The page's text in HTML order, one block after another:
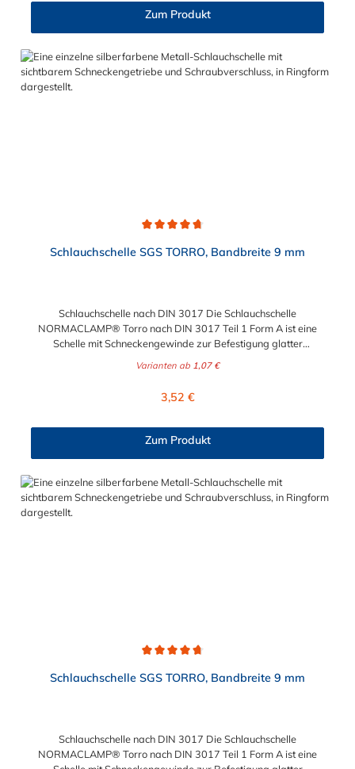
Bruchdrehmoment Schlauchschonend dank glatter
Bandinnenseite Jede Schelle ist zur Rückverfolgbarkeit mit
einem Datumsstempel versehe Anwendungsbeispiele:
Maschinenbau Chemische Industrie Bewässungssysteme
Eisenbahn Landmaschinen Baumaschinen Marineindustrie
Zum Produkt
Schlauchschelle SGS TORRO, Bandbreite 9 mm
Schlauchschelle nach DIN 3017 Die Schlauchschelle
NORMACLAMP® Torro nach DIN 3017 Teil 1 Form A ist eine
Schelle mit Schneckengewinde zur Befestigung glatter
aus, ist einfach montierbar, wiederverwendbar und durch ihre
somit die richtige Wahl für Schlauchverbindungen jeglicher Art.
210 mm in verschiedenen Abstufungen frei wählbar.
Varianten ab 1,07 €
Regulärer Preis:
3,52 €
Zum Produkt
Schlauchschelle SGS TORRO, Bandbreite 9 mm
Schlauchschelle nach DIN 3017 Die Schlauchschelle
NORMACLAMP® Torro nach DIN 3017 Teil 1 Form A ist eine